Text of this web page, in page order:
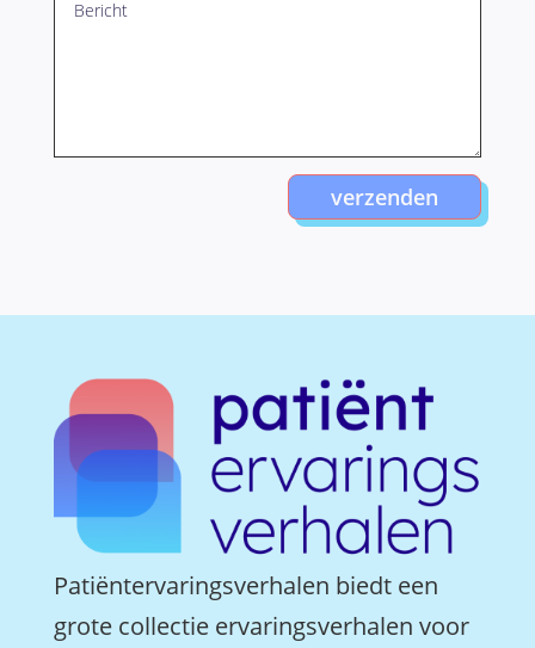
verzenden
Patiëntervaringsverhalen biedt een
grote collectie ervaringsverhalen voor